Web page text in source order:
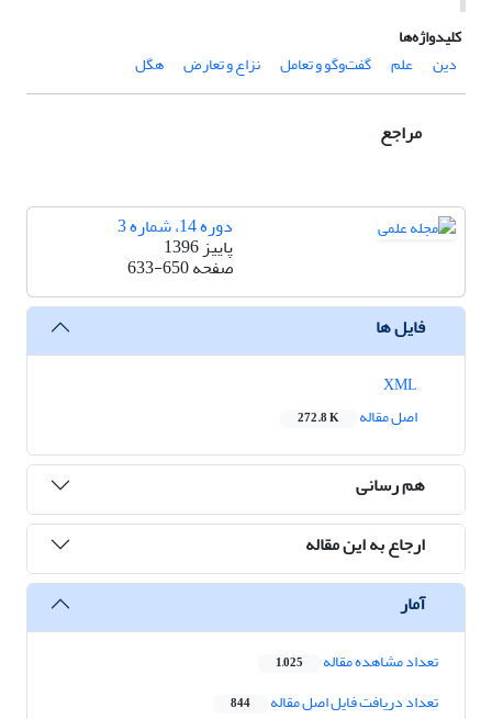
کلیدواژه‌ها
دین
علم گفت‌وگو و تعامل نزاع و تعارض هگل
مراجع
دوره 14، شماره 3
پاییز 1396
صفحه633-650
فایل ها
اصل مقاله
272.8 K
هم رسانی
ارجاع به این مقاله
آمار
تعداد مشاهده مقاله 1,025
تعداد دریافت فایل اصل مقاله 844